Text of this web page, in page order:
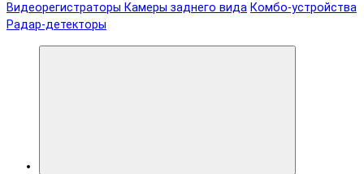
Видеорегистраторы Камеры заднего вида Комбо-устройства
Радар-детекторы